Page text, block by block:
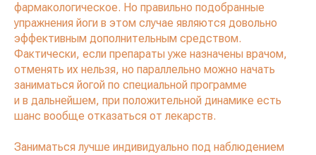
фармакологическое. Но правильно подобранные
упражнения йоги в этом случае являются довольно
эффективным дополнительным средством.
Фактически, если препараты уже назначены врачом,
отменять их нельзя, но параллельно можно начать
заниматься йогой по специальной программе
и в дальнейшем, при положительной динамике есть
шанс вообще отказаться от лекарств.
Заниматься лучше индивидуально под наблюдением